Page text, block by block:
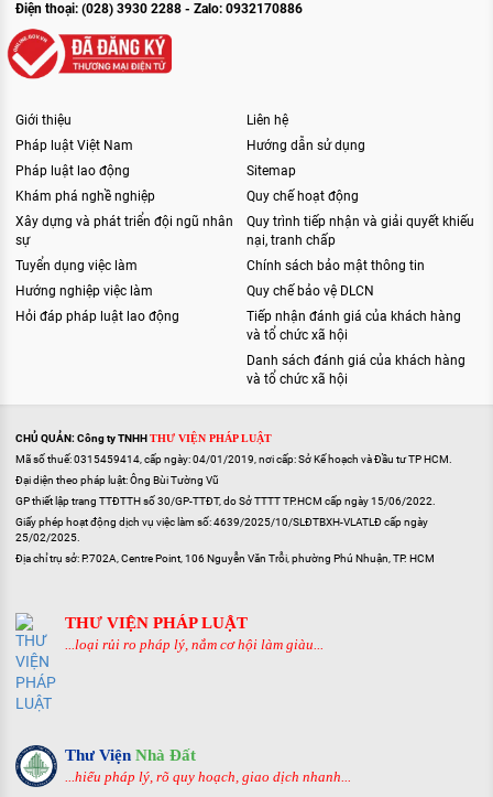
Điện thoại: (028) 3930 2288 - Zalo: 0932170886
Giới thiệu
Pháp luật Việt Nam
Pháp luật lao động
Khám phá nghề nghiệp
Xây dựng và phát triển đội ngũ nhân
sự
Tuyển dụng việc làm
Hướng nghiệp việc làm
Hỏi đáp pháp luật lao động
Liên hệ
Hướng dẫn sử dụng
Sitemap
Quy chế hoạt động
Quy trình tiếp nhận và giải quyết khiếu
nại, tranh chấp
Chính sách bảo mật thông tin
Quy chế bảo vệ DLCN
Tiếp nhận đánh giá của khách hàng
và tổ chức xã hội
Danh sách đánh giá của khách hàng
và tổ chức xã hội
CHỦ QUẢN: Công ty TNHHTHƯ VIỆN PHÁP LUẬT
Mã số thuế: 0315459414, cấp ngày: 04/01/2019, nơi cấp: Sở Kế hoạch và Đầu tư TP HCM.
Đại diện theo pháp luật: Ông Bùi Tường Vũ
GP thiết lập trang TTĐTTH số 30/GP-TTĐT, do Sở TTTT TP.HCM cấp ngày 15/06/2022.
Giấy phép hoạt động dịch vụ việc làm số: 4639/2025/10/SLĐTBXH-VLATLĐ cấp ngày
25/02/2025.
Địa chỉ trụ sở: P.702A, Centre Point, 106 Nguyễn Văn Trỗi, phường Phú Nhuận, TP. HCM
THƯ VIỆN PHÁP LUẬT
...loại rủi ro pháp lý, nắm cơ hội làm giàu...
Thư Viện Nhà Đất
...hiểu pháp lý, rõ quy hoạch, giao dịch nhanh...